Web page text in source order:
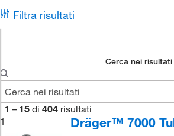
Filtra risultati
Cerca nei risultati
1 – 15 di 404 risultati
1
Dräger™ 7000